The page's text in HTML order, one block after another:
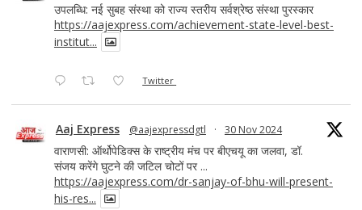
उपलब्धि: नई सुबह संस्था को राज्य स्तरीय सर्वश्रेष्ठ संस्था पुरस्कार
https://aajexpress.com/achievement-state-level-best-
institut...
Twitter
Aaj Express @aajexpressdgtl · 30 Nov 2024
वाराणसी: ऑर्थोपेडिक्स के राष्ट्रीय मंच पर बीएचयू का जलवा, डॉ.
संजय करेंगे घुटने की जटिल चोटों पर ...
https://aajexpress.com/dr-sanjay-of-bhu-will-present-
his-res...